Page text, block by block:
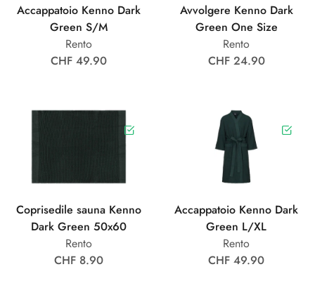
Accappatoio Kenno Dark
Green S/M
Rento
CHF 49.90
Avvolgere Kenno Dark
Green One Size
Rento
CHF 24.90
Coprisedile sauna Kenno
Dark Green 50x60
Rento
CHF 8.90
Accappatoio Kenno Dark
Green L/XL
Rento
CHF 49.90